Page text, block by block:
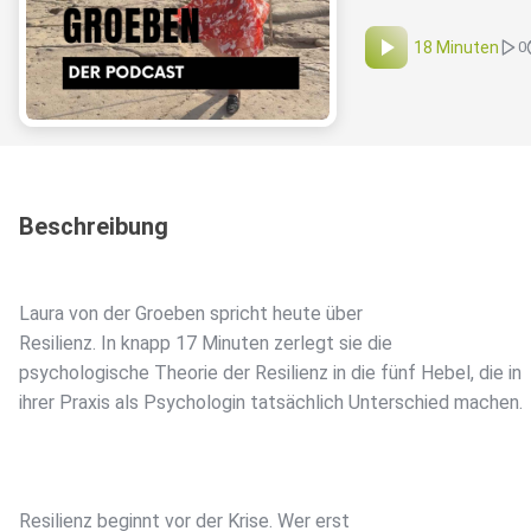
18 Minuten 0
Beschreibung
Laura von der Groeben spricht heute über
Resilienz. In knapp 17 Minuten zerlegt sie die
psychologische Theorie der Resilienz in die fünf Hebel, die in
ihrer Praxis als Psychologin tatsächlich Unterschied machen.
Resilienz beginnt vor der Krise. Wer erst